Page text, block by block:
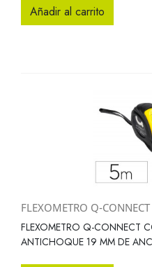
Añadir al carrito
FLEXOMETRO Q-
FLEXOMETRO Q-CONNECT
ANTICHOQUE 19 MM DE